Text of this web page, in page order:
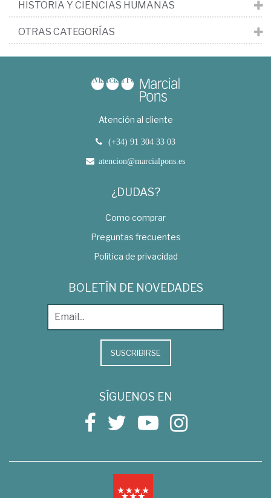
HISTORIA Y CIENCIAS HUMANAS
OTRAS CATEGORÍAS
Atención al cliente
(+34) 91 304 33 03
atencion@marcialpons.es
¿DUDAS?
Como comprar
Preguntas frecuentes
Política de privacidad
BOLETÍN DE NOVEDADES
SUSCRIBIRSE
SÍGUENOS EN